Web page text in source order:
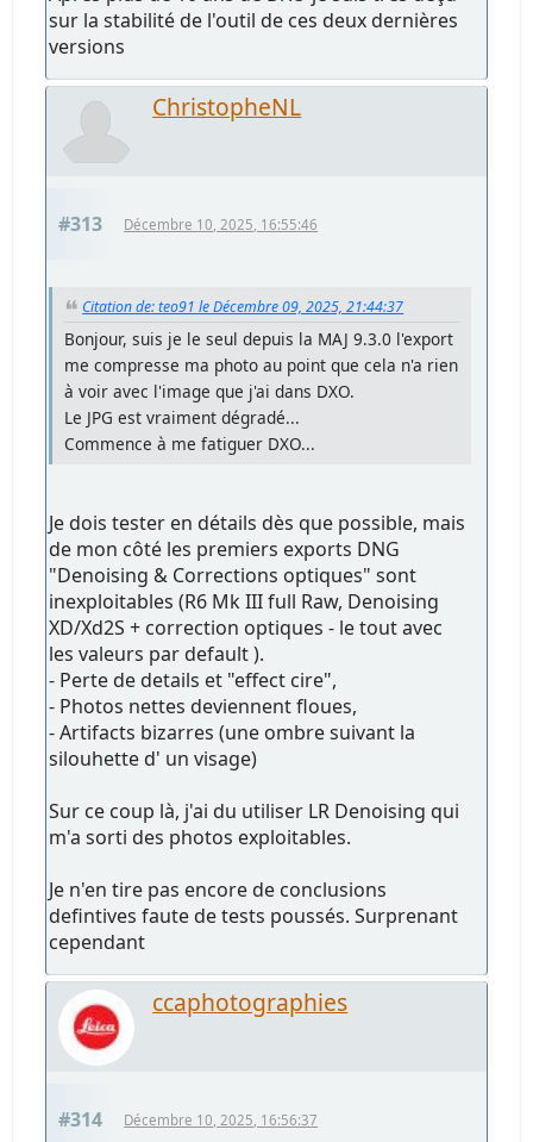
sur la stabilité de l'outil de ces deux dernières
versions
ChristopheNL
#313 Décembre 10, 2025, 16:55:46
Citation de: teo91 le Décembre 09, 2025, 21:44:37
Bonjour, suis je le seul depuis la MAJ 9.3.0 l'export
me compresse ma photo au point que cela n'a rien
à voir avec l'image que j'ai dans DXO.
Le JPG est vraiment dégradé...
Commence à me fatiguer DXO...
Je dois tester en détails dès que possible, mais
de mon côté les premiers exports DNG
"Denoising & Corrections optiques" sont
inexploitables (R6 Mk III full Raw, Denoising
XD/Xd2S + correction optiques - le tout avec
les valeurs par default ).
- Perte de details et "effect cire",
- Photos nettes deviennent floues,
- Artifacts bizarres (une ombre suivant la
silouhette d' un visage)
Sur ce coup là, j'ai du utiliser LR Denoising qui
m'a sorti des photos exploitables.
Je n'en tire pas encore de conclusions
defintives faute de tests poussés. Surprenant
cependant
ccaphotographies
#314 Décembre 10, 2025, 16:56:37